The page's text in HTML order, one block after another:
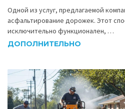
Одной из услуг, предлагаемой
асфальтирование дорожек. Этот
исключительно функционален, …
ДОПОЛНИТЕЛЬНО